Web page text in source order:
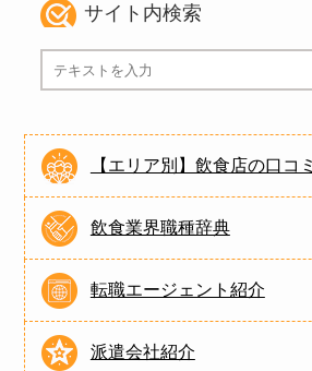
サイト内検索
【エリア別】飲食店の口コ
飲食業界職種辞典
転職エージェント紹介
派遣会社紹介